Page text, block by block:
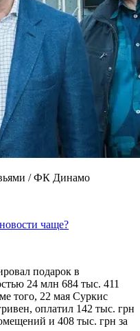
/ ФК Динамо
чаще?
подарок в
24 млн 684 тыс. 411
того, 22 мая Суркис
оплатил 142 тыс. грн
и 408 тыс. грн за